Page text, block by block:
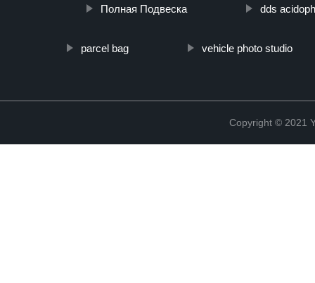
Полная Подвеска dds
parcel bag vehicle photo studio
Copyright © 2021